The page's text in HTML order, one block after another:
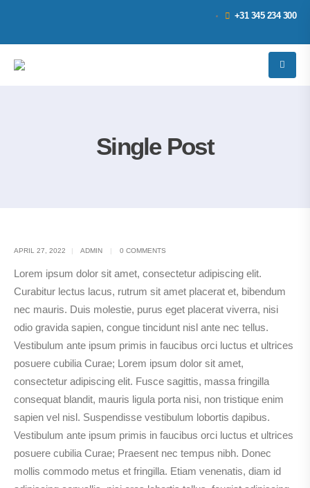
+31 345 234 300
Single Post
APRIL 27, 2022 ADMIN 0 COMMENTS
Lorem ipsum dolor sit amet, consectetur adipiscing elit.
Curabitur lectus lacus, rutrum sit amet placerat et, bibendum
nec mauris. Duis molestie, purus eget placerat viverra, nisi
odio gravida sapien, congue tincidunt nisl ante nec tellus.
Vestibulum ante ipsum primis in faucibus orci luctus et ultrices
posuere cubilia Curae; Lorem ipsum dolor sit amet,
consectetur adipiscing elit. Fusce sagittis, massa fringilla
consequat blandit, mauris ligula porta nisi, non tristique enim
sapien vel nisl. Suspendisse vestibulum lobortis dapibus.
Vestibulum ante ipsum primis in faucibus orci luctus et ultrices
posuere cubilia Curae; Praesent nec tempus nibh. Donec
mollis commodo metus et fringilla. Etiam venenatis, diam id